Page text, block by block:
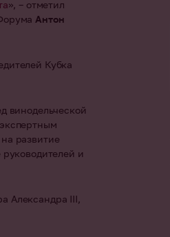
», – отметил
Антон
Кубка
винодельческой
развитие
и
Александра III,